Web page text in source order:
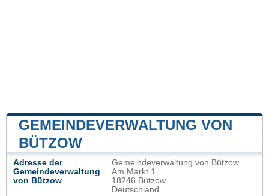
GEMEINDEVERWALTUNG VON
BÜTZOW
Adresse der
Gemeindeverwaltung
von Bützow
Gemeindeverwaltung von Bützow
Am Markt 1
18246 Bützow
Deutschland